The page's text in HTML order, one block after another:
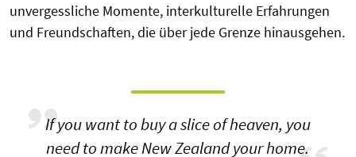
unvergessliche Momente, interkulturelle Erfahrungen
und Freundschaften, die über jede Grenze hinausgehen.
If you want to buy a slice of heaven, you
need to make New Zealand your home.